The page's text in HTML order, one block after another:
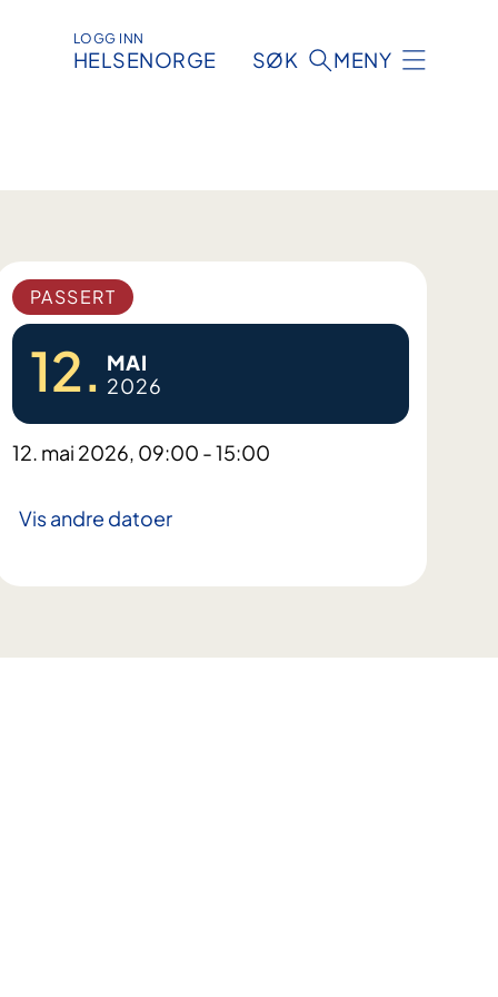
LOGG INN
HELSENORGE SØK MENY
PASSERT
12. MAI
2026
12. mai 2026, 09:00 - 15:00
Vis andre datoer